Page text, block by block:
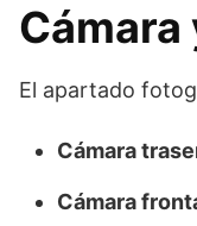
Cámara
El apartado
Cámara
Cámara